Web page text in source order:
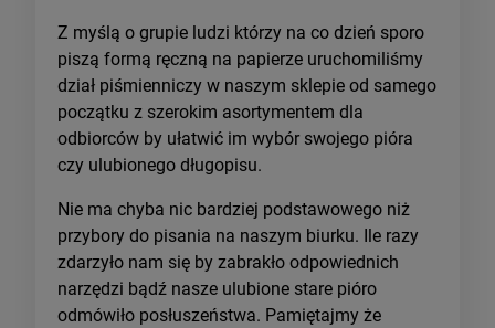
Z myślą o grupie ludzi którzy na co dzień sporo
piszą formą ręczną na papierze uruchomiliśmy
dział piśmienniczy w naszym sklepie od samego
początku z szerokim asortymentem dla
odbiorców by ułatwić im wybór swojego pióra
czy ulubionego długopisu.
Nie ma chyba nic bardziej podstawowego niż
przybory do pisania na naszym biurku. Ile razy
zdarzyło nam się by zabrakło odpowiednich
narzędzi bądź nasze ulubione stare pióro
odmówiło posłuszeństwa. Pamiętajmy że